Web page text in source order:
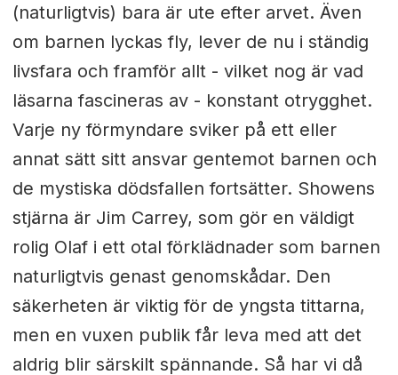
(naturligtvis) bara är ute efter arvet. Även
om barnen lyckas fly, lever de nu i ständig
livsfara och framför allt - vilket nog är vad
läsarna fascineras av - konstant otrygghet.
Varje ny förmyndare sviker på ett eller
annat sätt sitt ansvar gentemot barnen och
de mystiska dödsfallen fortsätter. Showens
stjärna är Jim Carrey, som gör en väldigt
rolig Olaf i ett otal förklädnader som barnen
naturligtvis genast genomskådar. Den
säkerheten är viktig för de yngsta tittarna,
men en vuxen publik får leva med att det
aldrig blir särskilt spännande. Så har vi då